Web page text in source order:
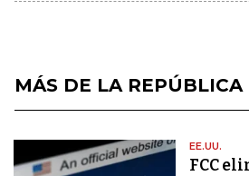
MÁS DE LA REPÚBLICA
EE.UU.
FCC